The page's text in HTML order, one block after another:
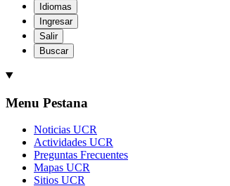
Idiomas
Ingresar
Salir
Buscar
Menu Pestana
Noticias UCR
Actividades UCR
Preguntas Frecuentes
Mapas UCR
Sitios UCR